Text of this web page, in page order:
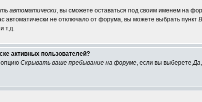
автоматически, вы сможете оставаться под своим именем на
автоматически не отключало от форума, вы можете выбрать пункт
т.д.
активных пользователей?
опцию Скрывать ваше пребывание на форуме, если вы выберетеДа